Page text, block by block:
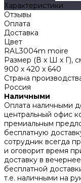
Характеристики
Отзывы
Оплата
Доставка
Цвет
RAL3004m moire
Размер (В х Ш х Г),
900 x 420 x 640
Страна
Россия
Наличными
Оплата наличными
центральный офис
премиальным
бесплатную
сотрудник всегда
и оговорит время
доставку в
бесплатной
т.е. наличными на